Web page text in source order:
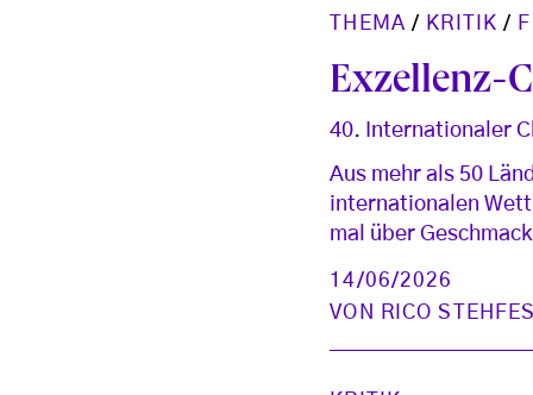
THEMA / KRITIK /
Exzellenz-
40. Internationaler
Aus mehr als 50
internationalen
mal über
14/06/2026
VON
RICO